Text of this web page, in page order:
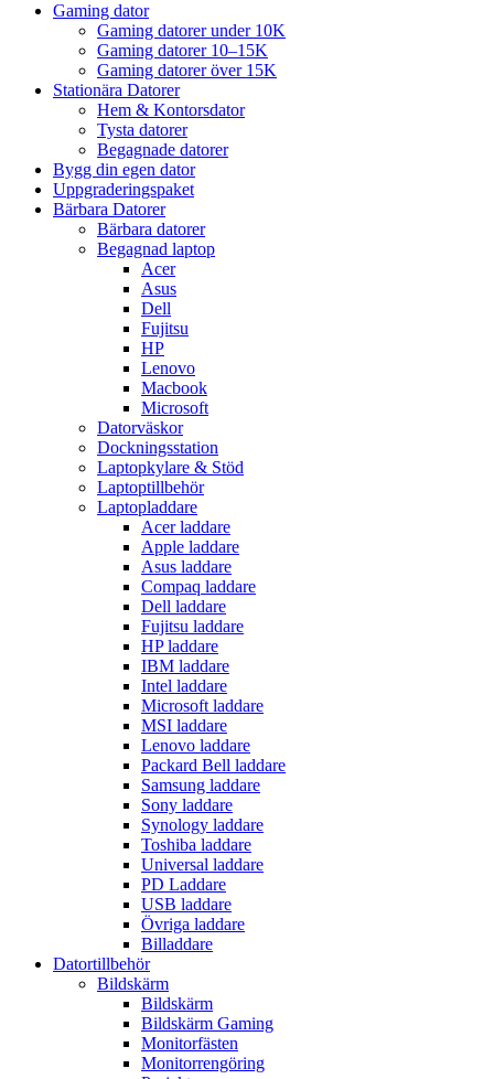
Gaming dator
Gaming datorer under 10K
Gaming datorer 10–15K
Gaming datorer över 15K
Stationära Datorer
Hem & Kontorsdator
Tysta datorer
Begagnade datorer
Bygg din egen dator
Uppgraderingspaket
Bärbara Datorer
Bärbara datorer
Begagnad laptop
Acer
Asus
Dell
Fujitsu
HP
Lenovo
Macbook
Microsoft
Datorväskor
Dockningsstation
Laptopkylare & Stöd
Laptoptillbehör
Laptopladdare
Acer laddare
Apple laddare
Asus laddare
Compaq laddare
Dell laddare
Fujitsu laddare
HP laddare
IBM laddare
Intel laddare
Microsoft laddare
MSI laddare
Lenovo laddare
Packard Bell laddare
Samsung laddare
Sony laddare
Synology laddare
Toshiba laddare
Universal laddare
PD Laddare
USB laddare
Övriga laddare
Billaddare
Datortillbehör
Bildskärm
Bildskärm
Bildskärm Gaming
Monitorfästen
Monitorrengöring